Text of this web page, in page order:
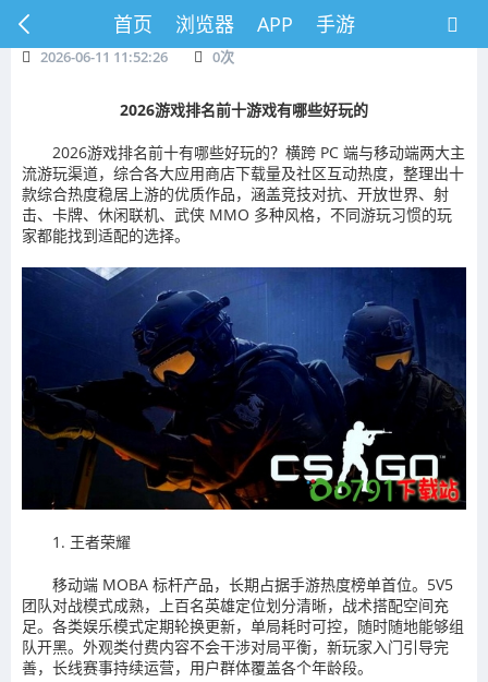
首页 浏览器 APP 手游
2026-06-11 11:52:26 0次
2026游戏排名前十游戏有哪些好玩的
2026游戏排名前十有哪些好玩的？横跨 PC 端与移动端两大主
流游玩渠道，综合各大应用商店下载量及社区互动热度，整理出十
款综合热度稳居上游的优质作品，涵盖竞技对抗、开放世界、射
击、卡牌、休闲联机、武侠 MMO 多种风格，不同游玩习惯的玩
家都能找到适配的选择。
1. 王者荣耀
移动端 MOBA 标杆产品，长期占据手游热度榜单首位。5V5
团队对战模式成熟，上百名英雄定位划分清晰，战术搭配空间充
足。各类娱乐模式定期轮换更新，单局耗时可控，随时随地能够组
队开黑。外观类付费内容不会干涉对局平衡，新玩家入门引导完
善，长线赛事持续运营，用户群体覆盖各个年龄段。